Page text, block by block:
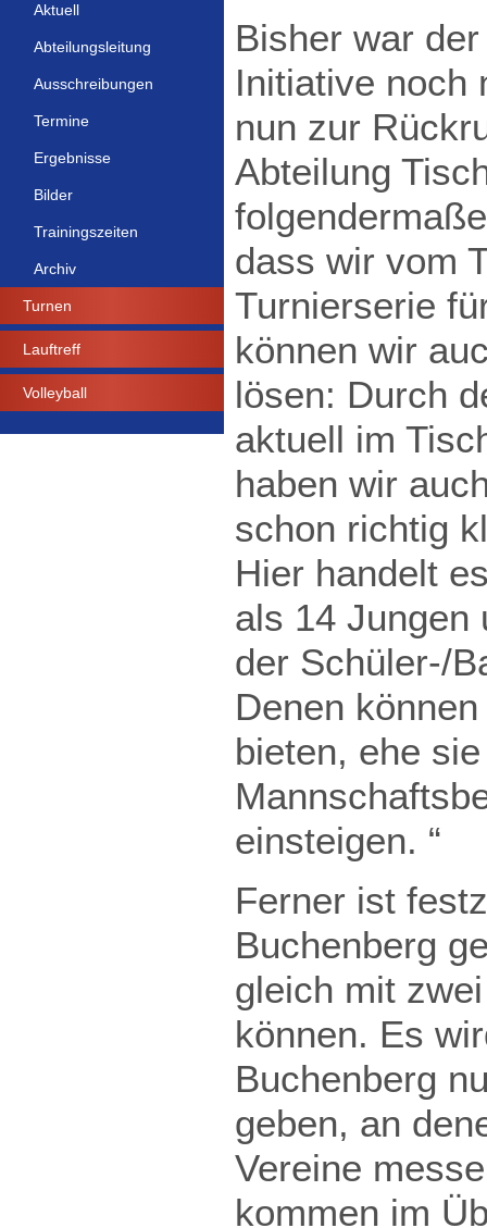
Aktuell
Abteilungsleitung
Ausschreibungen
Termine
Ergebnisse
Bilder
Trainingszeiten
Archiv
Turnen
Lauftreff
Volleyball
Bisher war
Initiative noch
nun zur
Abteilung
dass wir vom
Turnierserie
können wir
lösen: Durch
aktuell im
haben wir
schon richtig
Hier handelt
als 14 Jungen
der Schüler-/
Denen
bieten, ehe
einsteigen. “
Ferner ist
Buchenberg
gleich mit
können. Es
Buchenberg
geben, an
Vereine
kommen im